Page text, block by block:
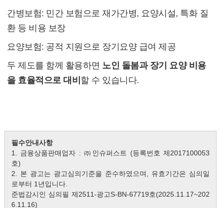
간병보험: 민간 보험으로 재가간병, 요양시설, 특화 질
환 등 비용 보장
요양보험: 공적 지원으로 장기요양 급여 제공
두 제도를 함께 활용하면 노인 돌봄과 장기 요양 비용
을 효율적으로 대비 할 수 있습니다.
필수안내사항
1. 금융상품판매업자 : ㈜인슈퍼스트 (등록번호 제2017100053
호)
2. 본 광고는 광고심의기준을 준수하였으며, 유효기간은 심의일
로부터 1년입니다.
준법감시인 심의필 제2511-광고S-BN-67719호(2025.11.17~202
6.11.16)